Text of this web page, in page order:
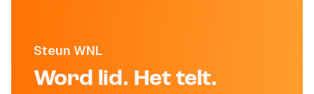
Steun WNL
Word lid. Het telt.